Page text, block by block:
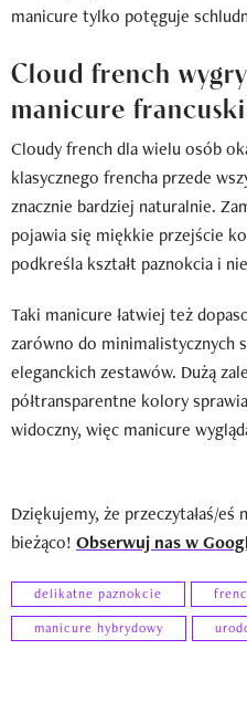
manicure tylko potęguje
Cloud french
manicure
Cloudy french dla wielu osób
klasycznego frencha przede
znacznie bardziej naturalnie.
pojawia się miękkie przejście
podkreśla kształt paznokcia i
Taki manicure łatwiej też
zarówno do minimalistycznych
eleganckich zestawów. Dużą
półtransparentne kolory
widoczny, więc manicure
Dziękujemy, że przeczytałaś/eś
bieżąco! Obserwuj nas w
delikatne paznokcie
manicure hybrydowy